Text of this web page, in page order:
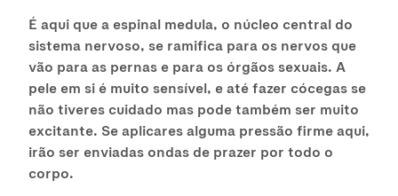
É aqui que a espinal medula, o núcleo central do
sistema nervoso, se ramifica para os nervos que
vão para as pernas e para os órgãos sexuais. A
pele em si é muito sensível, e até fazer cócegas se
não tiveres cuidado mas pode também ser muito
excitante. Se aplicares alguma pressão firme aqui,
irão ser enviadas ondas de prazer por todo o
corpo.